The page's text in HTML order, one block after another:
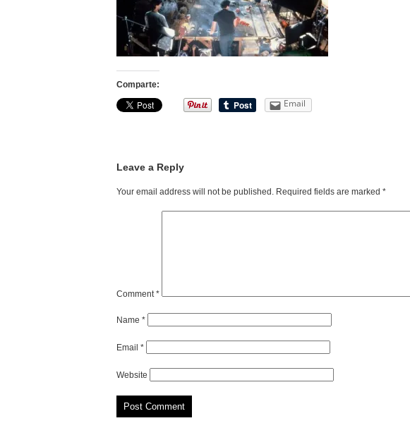
Comparte:
Email
Leave a Reply
Your email address will not be published. Required fields are marked *
Comment*
Name *
Email *
Website